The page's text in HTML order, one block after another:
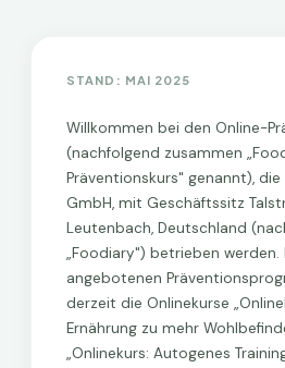
STAND: MAI 2025
Willkommen bei den Online-
(nachfolgend zusammen
Präventionskurs" genannt),
GmbH, mit Geschäftssitz
Leutenbach, Deutschland
„Foodiary") betrieben werden.
angebotenen
derzeit die Onlinekurse
Ernährung zu mehr
„Onlinekurs: Autogenes